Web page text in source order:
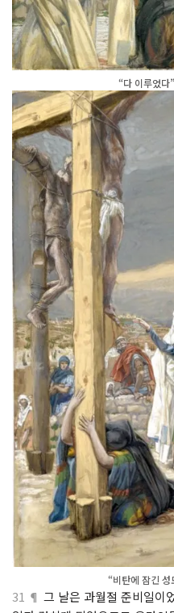
“다 이루었
“비탄에 잠긴
31 ¶ 그 날은 과월절 준비일이